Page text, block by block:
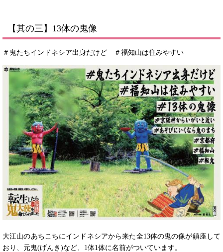
【其の三】13体の鬼像
＃鬼たちインドネシア出身だけど ＃福知山は住みやすい
大江山のあちこちにインドネシアから来た全13体の鬼の像が鎮座して
おり、元鬼(げんき)など、1体1体に名前がついています。